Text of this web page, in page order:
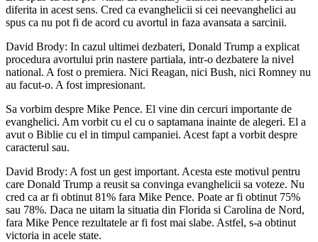
diferita in acest sens. Cred ca evanghelicii si cei neevanghelici au
spus ca nu pot fi de acord cu avortul in faza avansata a sarcinii.
David Brody: In cazul ultimei dezbateri, Donald Trump a explicat
procedura avortului prin nastere partiala, intr-o dezbatere la nivel
national. A fost o premiera. Nici Reagan, nici Bush, nici Romney nu
au facut-o. A fost impresionant.
Sa vorbim despre Mike Pence. El vine din cercuri importante de
evanghelici. Am vorbit cu el cu o saptamana inainte de alegeri. El a
avut o Biblie cu el in timpul campaniei. Acest fapt a vorbit despre
caracterul sau.
David Brody: A fost un gest important. Acesta este motivul pentru
care Donald Trump a reusit sa convinga evanghelicii sa voteze. Nu
cred ca ar fi obtinut 81% fara Mike Pence. Poate ar fi obtinut 75%
sau 78%. Daca ne uitam la situatia din Florida si Carolina de Nord,
fara Mike Pence rezultatele ar fi fost mai slabe. Astfel, s-a obtinut
victoria in acele state.